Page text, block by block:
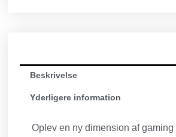
Beskrivelse
Yderligere information
Oplev en ny dimension af gaming